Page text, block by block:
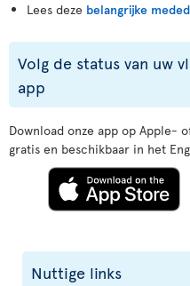
Lees deze belangrijke
Volg de status van uw
app
Download onze app op Apple-
gratis en beschikbaar in het
Nuttige links